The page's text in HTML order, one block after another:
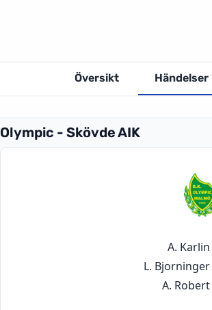
Översikt Händelser
Olympic - Skövde AIK
A. Karlin
L. Bjorninger
A. Robert